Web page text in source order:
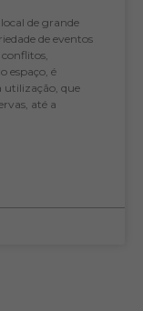
de grande
de eventos
espaço, é
utilização, que
até a